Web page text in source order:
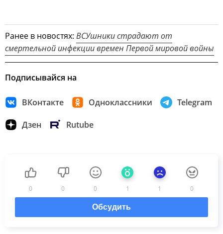
Ранее в новостях: ВСУшники страдают от
смертельной инфекции времен Первой мировой войны
Подписывайся на
ВКонтакте Одноклассники Telegram
Дзен Rutube
0 0 0 1 1 0
Обсудить